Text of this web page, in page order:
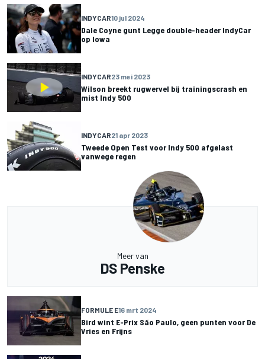
INDYCAR10 jul 2024
Dale Coyne gunt Legge double-header IndyCar
op Iowa
INDYCAR23 mei 2023
Wilson breekt rugwervel bij trainingscrash en
mist Indy 500
INDYCAR21 apr 2023
Tweede Open Test voor Indy 500 afgelast
vanwege regen
Meer van
DS Penske
FORMULE E16 mrt 2024
Bird wint E-Prix São Paulo, geen punten voor De
Vries en Frijns